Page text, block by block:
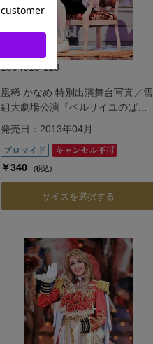
1304013-118
凰稀 かなめ 特別出演舞台写真／雪
組大劇場公演『ベルサイユのば
ら』―フェルゼン編―
発売日：2013年04月
￥340 (税込)
サイズを選択する